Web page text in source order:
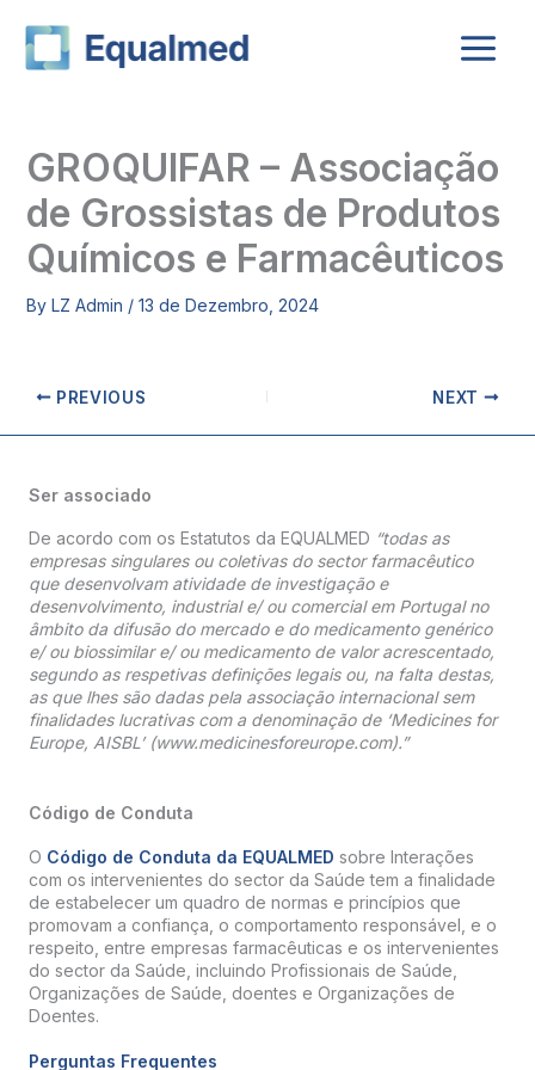
content
GROQUIFAR – Associação
de Grossistas de Produtos
Químicos e Farmacêuticos
By LZ Admin / 13 de Dezembro, 2024
PREVIOUS NEXT
Ser associado
De acordo com os Estatutos da EQUALMED “todas as
empresas singulares ou coletivas do sector farmacêutico
que desenvolvam atividade de investigação e
desenvolvimento, industrial e/ ou comercial em Portugal no
âmbito da difusão do mercado e do medicamento genérico
e/ ou biossimilar e/ ou medicamento de valor acrescentado,
segundo as respetivas definições legais ou, na falta destas,
as que lhes são dadas pela associação internacional sem
finalidades lucrativas com a denominação de ‘Medicines for
Europe, AISBL’ (www.medicinesforeurope.com).”
Código de Conduta
O Código de Conduta da EQUALMED sobre Interações
com os intervenientes do sector da Saúde tem a finalidade
de estabelecer um quadro de normas e princípios que
promovam a confiança, o comportamento responsável, e o
respeito, entre empresas farmacêuticas e os intervenientes
do sector da Saúde, incluindo Profissionais de Saúde,
Organizações de Saúde, doentes e Organizações de
Doentes.
Perguntas Frequentes